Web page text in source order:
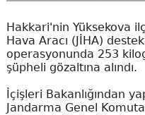
Hakkari'nin Yüksekova
Hava Aracı (JİHA)
operasyonunda 253
şüpheli gözaltına alındı.
İçişleri Bakanlığından
Jandarma Genel